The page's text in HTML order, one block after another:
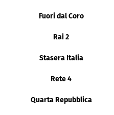
Fuori dal Coro
Rai 2
Stasera Italia
Rete 4
Quarta Repubblica